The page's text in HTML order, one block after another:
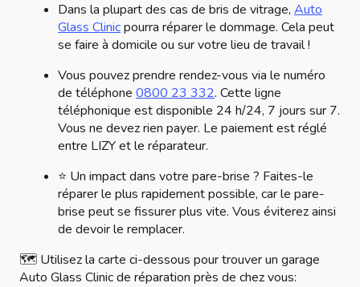
Dans la plupart des cas de bris de vitrage, Auto
Glass Clinicpourra réparer le dommage. Cela peut
se faire à domicile ou sur votre lieu de travail !
Vous pouvez prendre rendez-vous via le numéro
de téléphone 0800 23 332. Cette ligne
téléphonique est disponible 24 h/24, 7 jours sur 7.
Vous ne devez rien payer. Le paiement est réglé
entre LIZY et le réparateur.
⭐ Un impact dans votre pare-brise ? Faites-le
réparer le plus rapidement possible, car le pare-
brise peut se fissurer plus vite. Vous éviterez ainsi
de devoir le remplacer.
🗺️ Utilisez la carte ci-dessous pour trouver un garage
Auto Glass Clinic de réparation près de chez vous: